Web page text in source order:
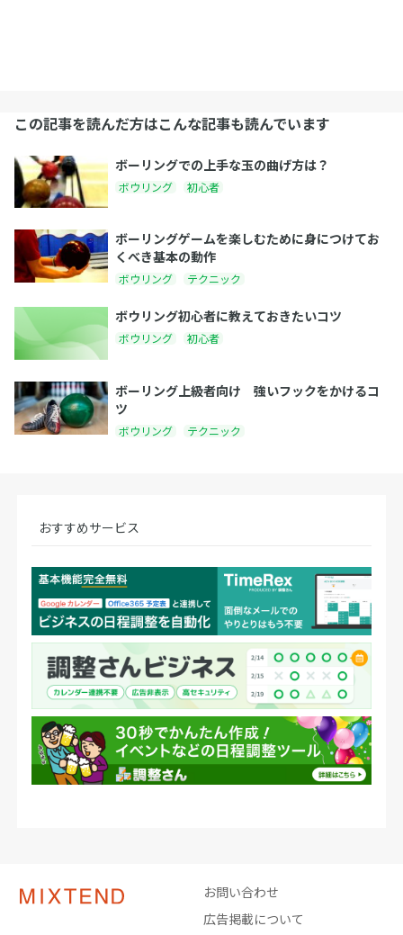
この記事を読んだ方はこんな記事も読んでいます
ボーリングでの上手な玉の曲げ方は？
ボウリング 初心者
ボーリングゲームを楽しむために身につけてお
くべき基本の動作
ボウリング テクニック
ボウリング初心者に教えておきたいコツ
ボウリング 初心者
ボーリング上級者向け 強いフックをかけるコ
ツ
ボウリング テクニック
おすすめサービス
お問い合わせ
広告掲載について